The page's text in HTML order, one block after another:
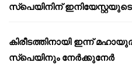
സ്പെയിനിന് ഇനിയേസ്റ്റയുടെ
കിരീടത്തിനായി ഇന്ന്
സ്പെയിനും നേർക്കുനേർ